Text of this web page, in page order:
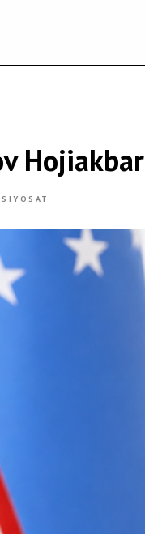
Hojiakbar
SIYOSAT